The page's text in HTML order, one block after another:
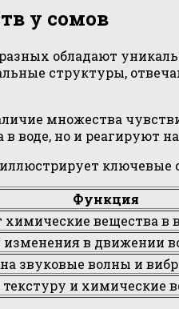
у сомов
обладают
структуры,
множества
воде, но и реагируют
Функция
химические вещества в
изменения в движении
звуковые волны и
и химические